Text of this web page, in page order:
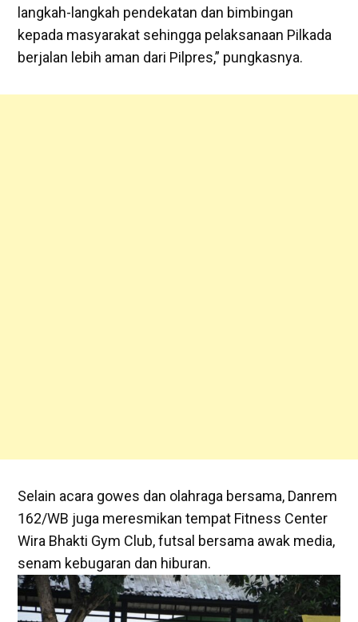
langkah-langkah pendekatan dan bimbingan
kepada masyarakat sehingga pelaksanaan Pilkada
berjalan lebih aman dari Pilpres,” pungkasnya.
Selain acara gowes dan olahraga bersama, Danrem
162/WB juga meresmikan tempat Fitness Center
Wira Bhakti Gym Club, futsal bersama awak media,
senam kebugaran dan hiburan.